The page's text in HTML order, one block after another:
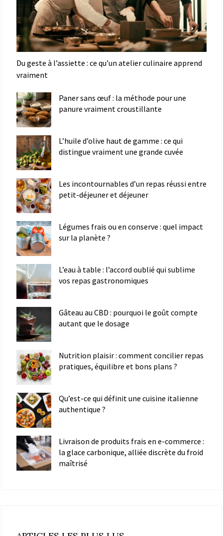
Du geste à l’assiette : ce qu’un atelier culinaire apprend
vraiment
Paner sans œuf : la méthode pour une
panure vraiment croustillante
L’huile d’olive haut de gamme : ce qui
distingue vraiment une grande cuvée
Les incontournables d’un repas réussi entre
petit-déjeuner et déjeuner
Légumes frais ou en conserve : quel impact
sur la planète ?
L’eau à table : l’accord oublié qui sublime
vos repas gastronomiques
Gâteau au CBD : pourquoi le goût compte
autant que le dosage
Nutrition plaisir : comment concilier repas
pratiques, équilibre et bons plans ?
Qu’est-ce qui définit une cuisine italienne
authentique ?
Livraison de produits frais en e-commerce :
la glace carbonique, alliée discrète du froid
maîtrisé